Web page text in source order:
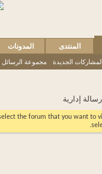
المشاركات الجديدة مجموعة الرسائل
المنتدى المدونات
رسالة إدارية
the forum that you want to